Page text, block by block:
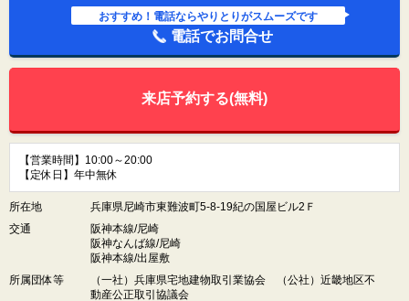
おすすめ！電話ならやりとりがスムーズです
電話でお問合せ
来店予約する(無料)
【営業時間】10:00～20:00
【定休日】年中無休
所在地
兵庫県尼崎市東難波町5-8-19紀の国屋ビル2Ｆ
交通
阪神本線/尼崎
阪神なんば線/尼崎
阪神本線/出屋敷
所属団体等
（一社）兵庫県宅地建物取引業協会 （公社）近畿地区不
動産公正取引協議会